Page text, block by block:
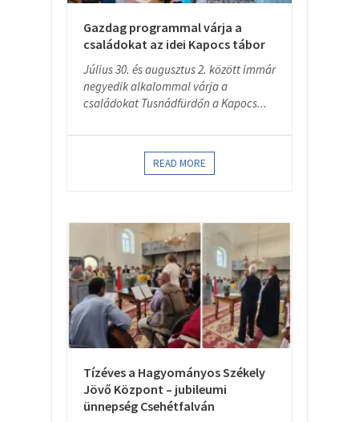
Gazdag programmal várja a
családokat az idei Kapocs tábor
Július 30. és augusztus 2. között immár
negyedik alkalommal várja a
családokat Tusnádfürdőn a Kapocs...
READ MORE
Tízéves a Hagyományos Székely
Jövő Központ – jubileumi
ünnepség Csehétfalván